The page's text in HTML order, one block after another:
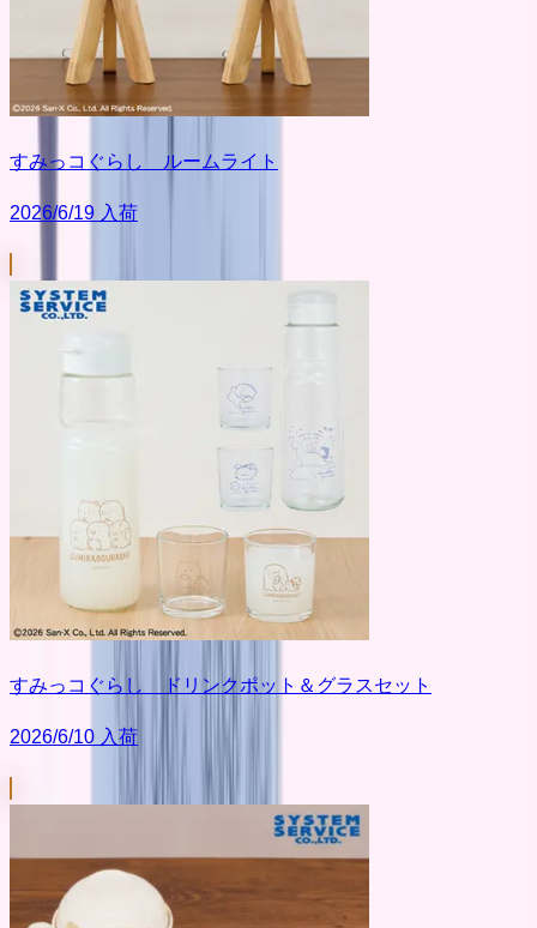
すみっコぐらし ルームライト
2026/6/19 入荷
すみっコぐらし ドリンクポット＆グラスセット
2026/6/10 入荷